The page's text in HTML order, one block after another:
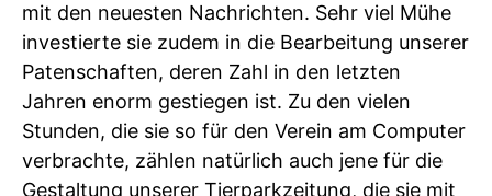
mit den neuesten Nachrichten. Sehr viel Mühe
investierte sie zudem in die Bearbeitung unserer
Patenschaften, deren Zahl in den letzten
Jahren enorm gestiegen ist. Zu den vielen
Stunden, die sie so für den Verein am Computer
verbrachte, zählen natürlich auch jene für die
Gestaltung unserer Tierparkzeitung, die sie mit